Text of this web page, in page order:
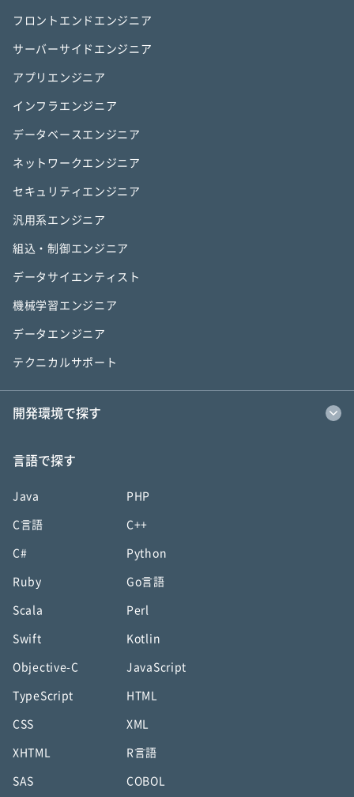
フロントエンドエンジニア
サーバーサイドエンジニア
アプリエンジニア
インフラエンジニア
データベースエンジニア
ネットワークエンジニア
セキュリティエンジニア
汎用系エンジニア
組込・制御エンジニア
データサイエンティスト
機械学習エンジニア
データエンジニア
テクニカルサポート
開発環境で探す
言語で探す
Java PHP
C言語 C++
C# Python
Ruby Go言語
Scala Perl
Swift Kotlin
Objective-C JavaScript
TypeScript HTML
CSS XML
XHTML R言語
SAS COBOL